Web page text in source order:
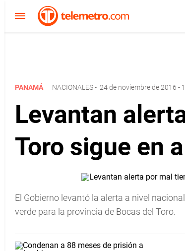
PANAMÁ NACIONALES- 24 de noviembre de 2016 -
Levantan
Toro sigue en
El Gobierno levantó la alerta a nivel
verde para la provincia de Bocas del Toro.